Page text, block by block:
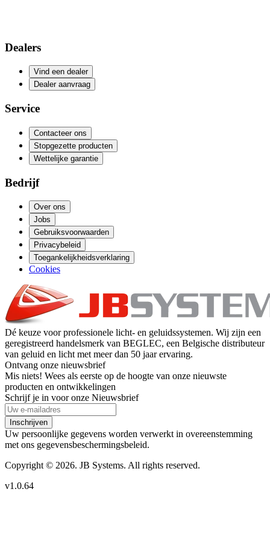
Dealers
Vind een dealer
Dealer aanvraag
Service
Contacteer ons
Stopgezette producten
Wettelijke garantie
Bedrijf
Over ons
Jobs
Gebruiksvoorwaarden
Privacybeleid
Toegankelijkheidsverklaring
Cookies
Dé keuze voor professionele licht- en geluidssystemen. Wij zijn een
geregistreerd handelsmerk van BEGLEC, een Belgische distributeur
van geluid en licht met meer dan 50 jaar ervaring.
Ontvang onze nieuwsbrief
Mis niets! Wees als eerste op de hoogte van onze nieuwste
producten en ontwikkelingen
Schrijf je in voor onze Nieuwsbrief
Inschrijven
Uw persoonlijke gegevens worden verwerkt in overeenstemming
met ons gegevensbeschermingsbeleid.
Copyright © 2026. JB Systems. All rights reserved.
v1.0.64